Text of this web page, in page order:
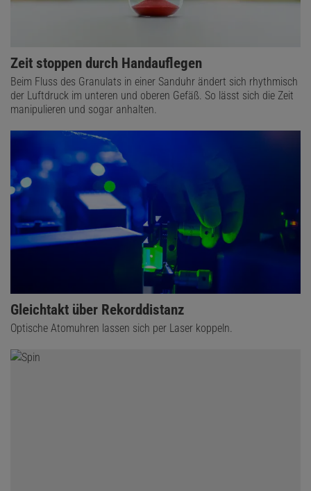
Zeit stoppen durch Handauflegen
Beim Fluss des Granulats in einer Sanduhr ändert sich rhythmisch
der Luftdruck im unteren und oberen Gefäß. So lässt sich die Zeit
manipulieren und sogar anhalten.
Gleichtakt über Rekorddistanz
Optische Atomuhren lassen sich per Laser koppeln.